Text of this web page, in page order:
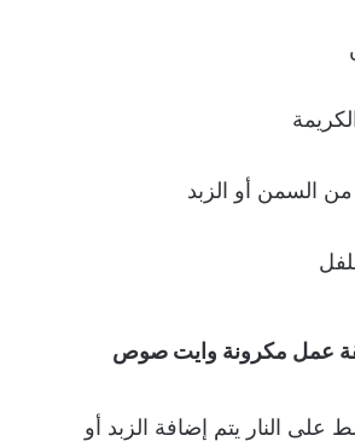
السمن أو الزبد
عمل مكرونة وايت صوص
النار يتم إضافة الزبد أو